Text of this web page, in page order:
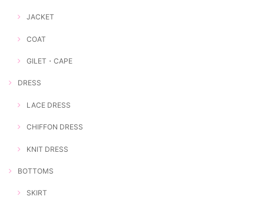
JACKET
COAT
GILET・CAPE
DRESS
LACE DRESS
CHIFFON DRESS
KNIT DRESS
BOTTOMS
SKIRT